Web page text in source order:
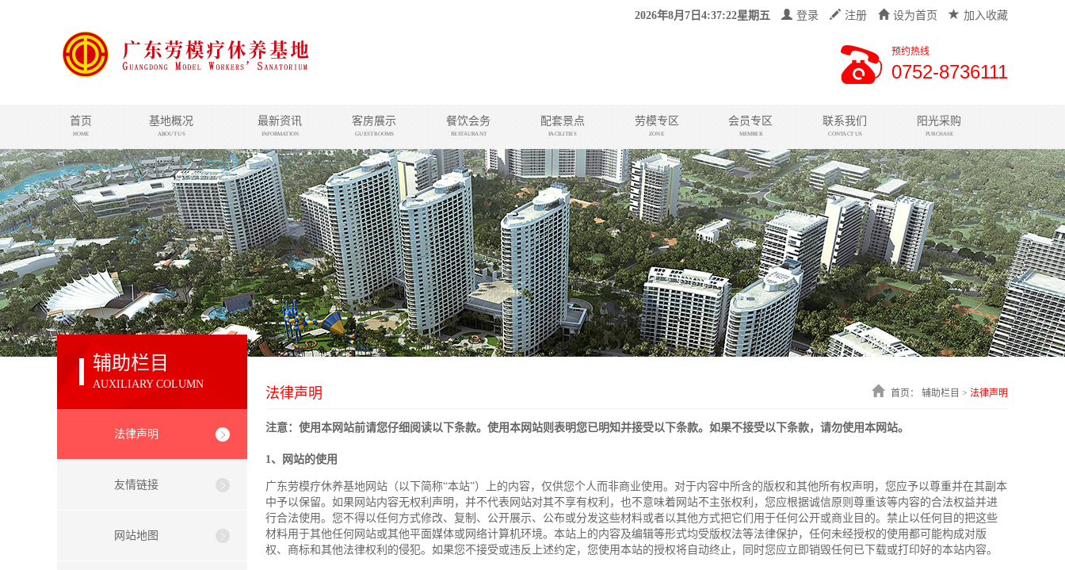
2026年8月7日4:37:23星期五 登录 注册 设为首页 加入收藏
预约热线
0752-8736111
首页
HOME
基地概况
ABOUT US
最新资讯
INFORMATION
客房展示
GUEST ROOMS
餐饮会务
RESTAURANT
配套景点
FACILITIES
劳模专区
ZONE
会员专区
MEMBER
联系我们
CONTACT US
阳光采购
PURCHASE
辅助栏目
AUXILIARY COLUMN
法律声明
友情链接
网站地图
首页： 辅助栏目 > 法律声明
法律声明
注意：使用本网站前请您仔细阅读以下条款。使用本网站则表明您已明知并接受以下条款。如果不接受以下条款，请勿使用本网站。
1、网站的使用
广东劳模疗休养基地网站（以下简称“本站”）上的内容，仅供您个人而非商业使用。对于内容中所含的版权和其他所有权声明，您应予以尊重并在其副本
中予以保留。如果网站内容无权利声明，并不代表网站对其不享有权利，也不意味着网站不主张权利，您应根据诚信原则尊重该等内容的合法权益并进
行合法使用。您不得以任何方式修改、复制、公开展示、公布或分发这些材料或者以其他方式把它们用于任何公开或商业目的。禁止以任何目的把这些
材料用于其他任何网站或其他平面媒体或网络计算机环境。本站上的内容及编辑等形式均受版权法等法律保护，任何未经授权的使用都可能构成对版
权、商标和其他法律权利的侵犯。如果您不接受或违反上述约定，您使用本站的授权将自动终止，同时您应立即销毁任何已下载或打印好的本站内容。